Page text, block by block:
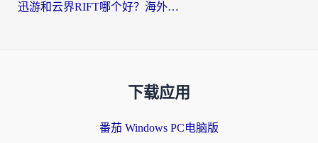
迅游和云界RIFT哪个好？海外党亲测3款回国加速器，教你无缝刷国内剧玩游戏
下载应用
番茄 Windows PC电脑版